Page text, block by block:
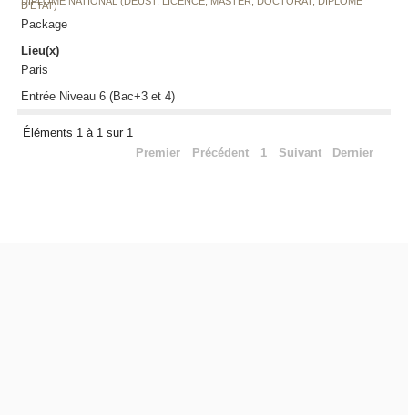
D'ETAT)
Package
Lieu(x)
Paris
Entrée Niveau 6 (Bac+3 et 4)
Éléments 1 à 1 sur 1
Premier
Précédent 1 Suivant Dernier